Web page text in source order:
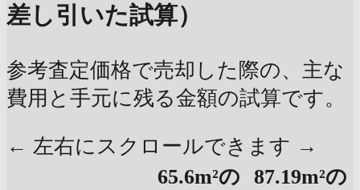
差し引いた試算）
参考査定価格で売却した際の、主な
費用と手元に残る金額の試算です。
← 左右にスクロールできます →
65.6m²の
87.19m²の